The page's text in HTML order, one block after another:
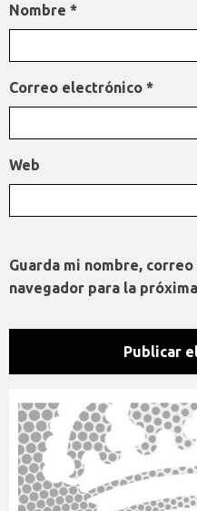
Nombre *
Correo electrónico *
Web
Guarda mi nombre,
navegador para la